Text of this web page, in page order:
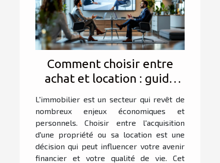
Comment choisir entre
achat et location : guide
L'immobilier est un secteur qui revêt de
nombreux enjeux économiques et
personnels. Choisir entre l'acquisition
d'une propriété ou sa location est une
décision qui peut influencer votre avenir
financier et votre qualité de vie. Cet